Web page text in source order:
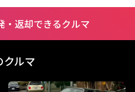
・返却できるクルマ
クルマ